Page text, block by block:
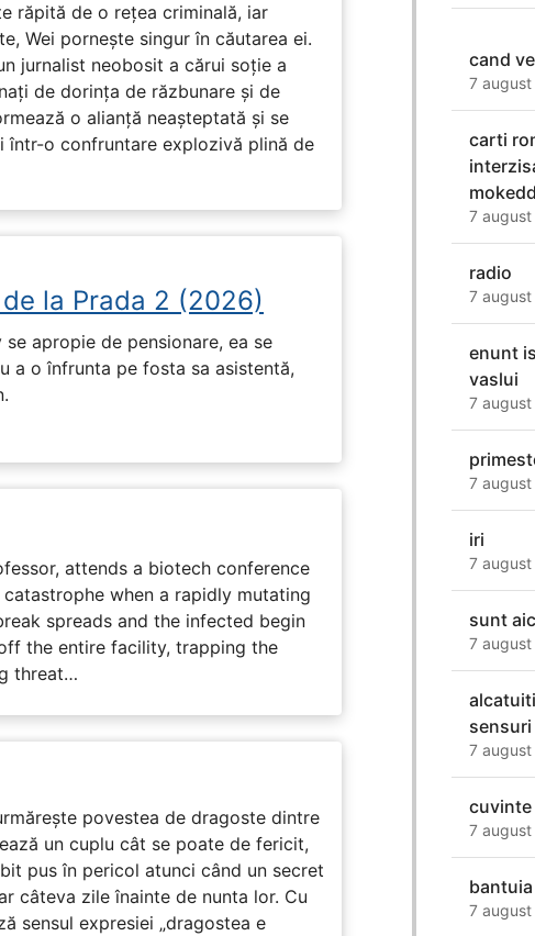
răpită de o rețea criminală, iar
Wei pornește singur în căutarea ei.
jurnalist neobosit a cărui soție a
de dorința de răzbunare și de
o alianță neașteptată și se
o confruntare explozivă plină de
la Prada 2 (2026)
apropie de pensionare, ea se
a o înfrunta pe fosta sa asistentă,
attends a biotech conference
when a rapidly mutating
spreads and the infected begin
the entire facility, trapping the
threat…
povestea de dragoste dintre
un cuplu cât se poate de fericit,
pus în pericol atunci când un secret
câteva zile înainte de nunta lor. Cu
sensul expresiei „dragostea e
cand
7
carti
7
radio
7
enunt
vaslui
7
7
iri
7
sunt
7
7
7
bantuia
7